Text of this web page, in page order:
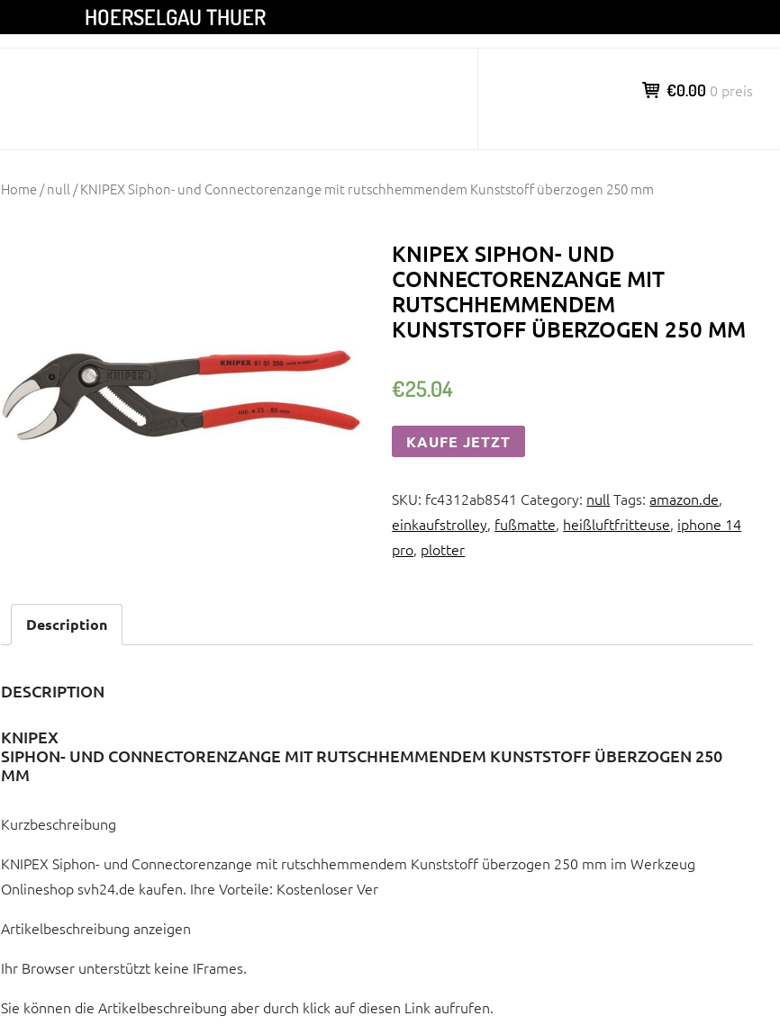
HOERSELGAU THUER
€0.00 0 preis
Home/null / KNIPEX Siphon- und Connectorenzange mit rutschhemmendem Kunststoff überzogen 250 mm
KNIPEX SIPHON- UND
CONNECTORENZANGE MIT
RUTSCHHEMMENDEM
KUNSTSTOFF ÜBERZOGEN 250 MM
€25.04
KAUFE JETZT
SKU: fc4312ab8541 Category: nullTags:amazon.de,
einkaufstrolley, fußmatte, heißluftfritteuse, iphone 14
pro, plotter
Description
DESCRIPTION
KNIPEX
SIPHON- UND CONNECTORENZANGE MIT RUTSCHHEMMENDEM KUNSTSTOFF ÜBERZOGEN 250
MM
Kurzbeschreibung
KNIPEX Siphon- und Connectorenzange mit rutschhemmendem Kunststoff überzogen 250 mm im Werkzeug
Onlineshop svh24.de kaufen. Ihre Vorteile: Kostenloser Ver
Artikelbeschreibung anzeigen
Ihr Browser unterstützt keine IFrames.
Sie können die Artikelbeschreibung aber durch klick auf diesen Link aufrufen.